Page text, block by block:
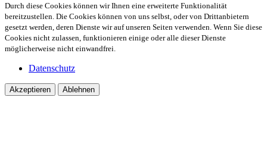
Durch diese Cookies können wir Ihnen eine erweiterte Funktionalität
bereitzustellen. Die Cookies können von uns selbst, oder von Drittanbietern
gesetzt werden, deren Dienste wir auf unseren Seiten verwenden. Wenn Sie diese
Cookies nicht zulassen, funktionieren einige oder alle dieser Dienste
möglicherweise nicht einwandfrei.
Datenschutz
Akzeptieren Ablehnen